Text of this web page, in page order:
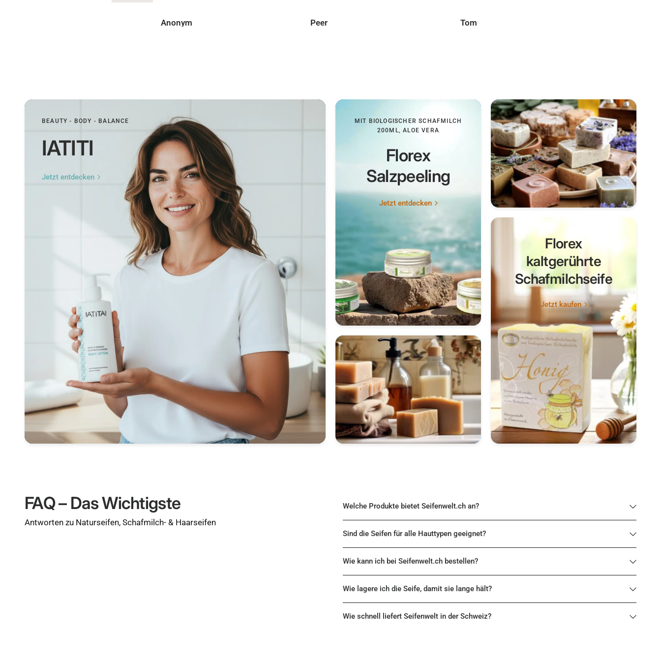
Peer Tom Tina
BEAUTY - BODY - BALANCE
IATITI
Jetzt entdecken
MIT BIOLOGISCHER SCHAFMILCH
200ML, ALOE VERA
Florex
Salzpeeling
Jetzt entdecken
Florex
kaltgerührte
Schafmilchseife
Jetzt kaufen
FAQ – Das Wichtigste
Antworten zu Naturseifen, Schafmilch- & Haarseifen
Welche Produkte bietet Seifenwelt.ch an?
Sind die Seifen für alle Hauttypen geeignet?
Wie kann ich bei Seifenwelt.ch bestellen?
Wie lagere ich die Seife, damit sie lange hält?
Wie schnell liefert Seifenwelt in der Schweiz?